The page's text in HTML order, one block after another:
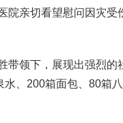
院亲切看望慰问因灾
带领下，展现出强烈
、200箱面包、80箱